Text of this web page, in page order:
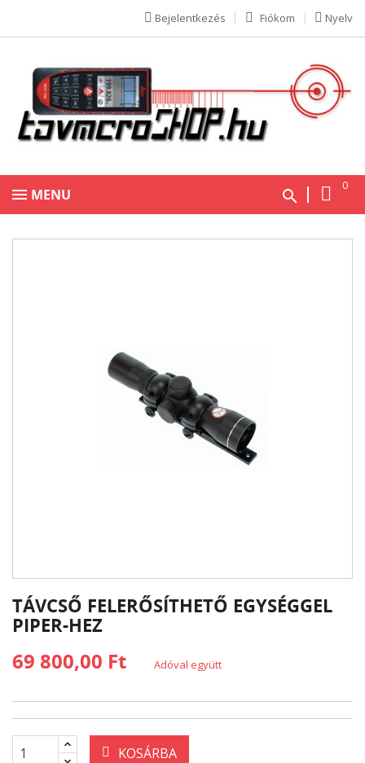
Nyelv
Fiókom
Bejelentkezés
0
MENU
TÁVCSŐ FELERŐSÍTHETŐ EGYSÉGGEL
PIPER-HEZ
69 800,00 Ft Adóval együtt
KOSÁRBA